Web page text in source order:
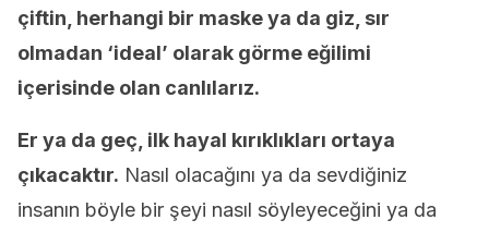
çiftin, herhangi bir maske ya da giz, sır
olmadan ‘ideal’ olarak görme eğilimi
içerisinde olan canlılarız.
Er ya da geç, ilk hayal kırıklıkları ortaya
çıkacaktır. Nasıl olacağını ya da sevdiğiniz
insanın böyle bir şeyi nasıl söyleyeceğini ya da